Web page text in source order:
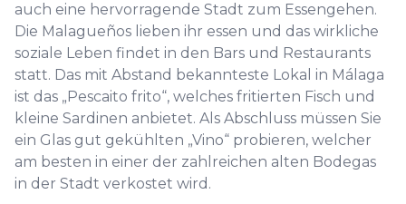
auch eine hervorragende Stadt zum Essengehen.
Die Malagueños lieben ihr essen und das wirkliche
soziale Leben findet in den Bars und Restaurants
statt. Das mit Abstand bekannteste Lokal in Málaga
ist das „Pescaito frito“, welches fritierten Fisch und
kleine Sardinen anbietet. Als Abschluss müssen Sie
ein Glas gut gekühlten „Vino“ probieren, welcher
am besten in einer der zahlreichen alten Bodegas
in der Stadt verkostet wird.